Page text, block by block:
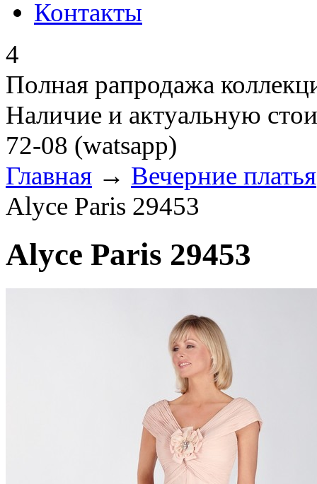
Контакты
4
Полная рапродажа
Наличие и актуальную
72-08 (watsapp)
Главная → Вечерние платья
Alyce Paris 29453
Alyce Paris 29453